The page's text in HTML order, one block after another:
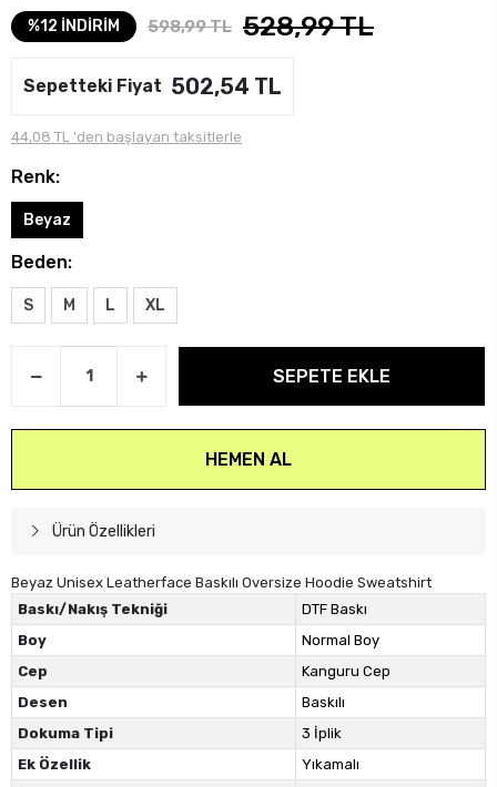
%12 İNDİRİM 598,99 TL 528,99 TL
Sepetteki Fiyat 502,54 TL
44,08 TL 'den başlayan taksitlerle
Renk:
Beyaz
Beden:
S M L XL
SEPETE EKLE
HEMEN AL
Ürün Özellikleri
Beyaz Unisex Leatherface Baskılı Oversize Hoodie Sweatshirt
Baskı/Nakış Tekniği
DTF Baskı
Boy
Normal Boy
Cep
Kanguru Cep
Desen
Baskılı
Dokuma Tipi
3 İplik
Ek Özellik
Yıkamalı